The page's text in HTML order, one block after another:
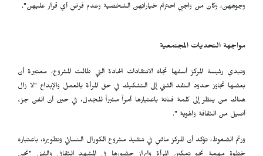
وجوههن، وكان من واجبي احترام خياراتهن الشخصية وعدم فرض أي قرار عليهن".
مواجهة التحديات المجتمعية
وتبدي رئيسة المركز أسفها تجاه الانتقادات الحادة التي طالت المشروع، معتبرة أن
بعضها تجاوز حدود النقد الفني إلى التشكيك في حق المرأة بالعمل والإبداع "لا زال
هناك من ينظر إلى كلمة فنانة باعتبارها أمراً مثيراً للجدل، في حين أن الفن جزء
أصيل من الثقافة والهوية ".
ورغم الضغوط، تؤكد أن المركز ماضٍ في تنفيذ مشروع الكورال النسائي وتطويره، باعتباره